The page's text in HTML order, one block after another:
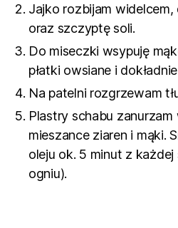
Jajko rozbijam
oraz szczyptę soli.
Do miseczki wsypuję
płatki owsiane i
Na patelni rozgrzewam
Plastry schabu
mieszance ziaren i mąki.
oleju ok. 5 minut z
ogniu).